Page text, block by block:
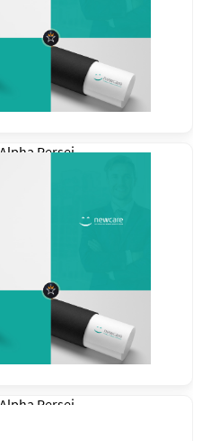
Alpha Persei
Alpha Persei